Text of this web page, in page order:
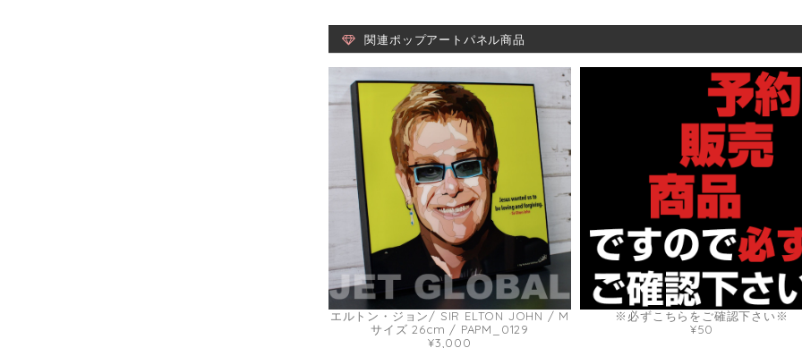
関連ポップアートパネル商品
エルトン・ジョン/ SIR ELTON JOHN / M
サイズ 26cm / PAPM_0129
¥3,000
※必ずこちらをご確認下さい※
¥50